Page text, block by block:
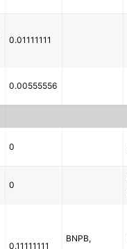
0.01111111
0.00555556
0
0
0.11111111
BNPB,